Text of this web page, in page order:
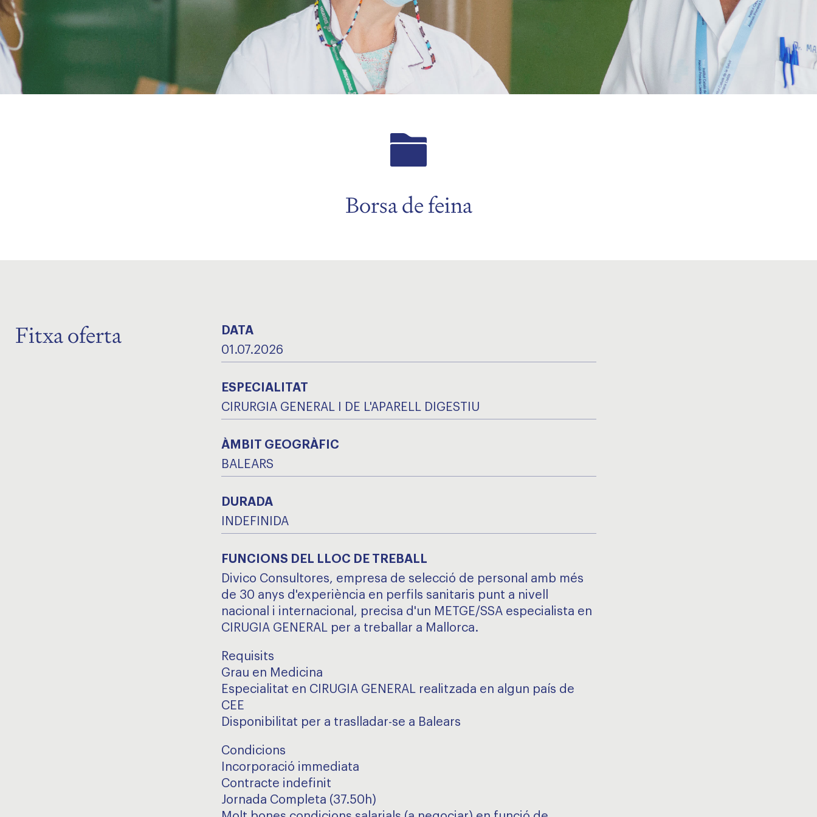
Borsa de feina
Fitxa oferta
DATA
01.07.2026
ESPECIALITAT
CIRURGIA GENERAL I DE L'APARELL DIGESTIU
ÀMBIT GEOGRÀFIC
BALEARS
DURADA
INDEFINIDA
FUNCIONS DEL LLOC DE TREBALL
Divico Consultores, empresa de selecció de personal amb més
de 30 anys d'experiència en perfils sanitaris punt a nivell
nacional i internacional, precisa d'un METGE/SSA especialista en
CIRUGIA GENERAL per a treballar a Mallorca.
Requisits
Grau en Medicina
Especialitat en CIRUGIA GENERAL realitzada en algun país de
CEE
Disponibilitat per a traslladar-se a Balears
Condicions
Incorporació immediata
Contracte indefinit
Jornada Completa (37.50h)